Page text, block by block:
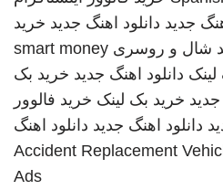
جدید دانلود اهنگ جدید خرید
شال و روسری smart money
دانلود اهنگ جدید خرید بک
جدید خرید بک لینک خرید فالوور
دانلود اهنگ جدید دانلود اهنگ
Accident Replacement
Ads